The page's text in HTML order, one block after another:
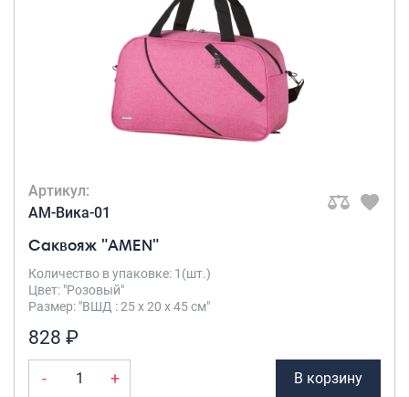
Артикул:
AM-Вика-01
Саквояж "AMEN"
Количество в упаковке: 1(шт.)
Цвет: "Розовый"
Размер: "ВШД : 25 х 20 х 45 см"
828 ₽
- + В корзину